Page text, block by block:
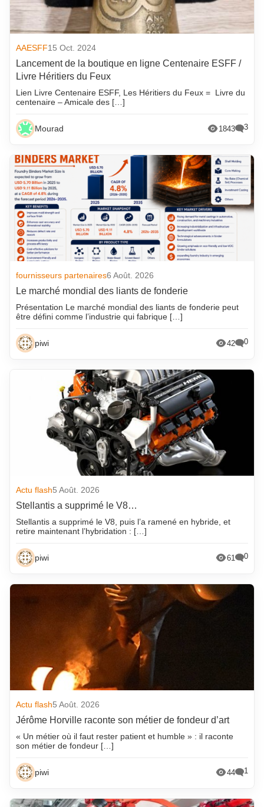
AAESFF15 Oct. 2024
Lancement de la boutique en ligne Centenaire ESFF /
Livre Héritiers du Feux
Lien Livre Centenaire ESFF, Les Héritiers du Feux = Livre du
centenaire – Amicale des […]
Mourad 1843 3
fournisseurs partenaires6 Août. 2026
Le marché mondial des liants de fonderie
Présentation Le marché mondial des liants de fonderie peut
être défini comme l’industrie qui fabrique […]
piwi 42 0
Actu flash5 Août. 2026
Stellantis a supprimé le V8…
Stellantis a supprimé le V8, puis l’a ramené en hybride, et
retire maintenant l’hybridation : […]
piwi 61 0
Actu flash5 Août. 2026
Jérôme Horville raconte son métier de fondeur d’art
« Un métier où il faut rester patient et humble » : il raconte
son métier de fondeur […]
piwi 44 1